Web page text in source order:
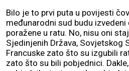
Bilo je to prvi puta u povijesti
međunarodni sud budu
poražene u ratu. No, nisu oni
Sjedinjenih Država, Sovjetskog
Francuske zato što su izgubili
zato što su bili pobjednici.